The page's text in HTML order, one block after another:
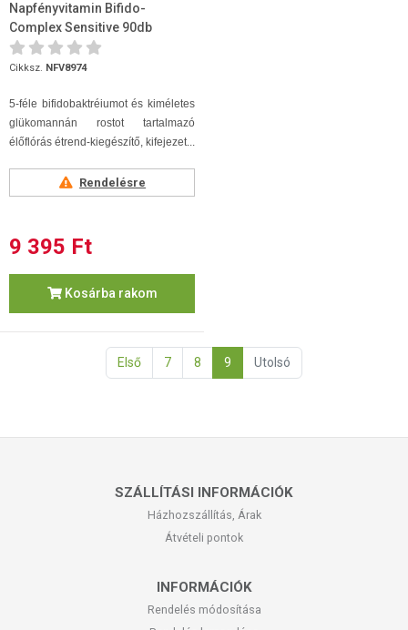
Napfényvitamin Bifido-
Complex Sensitive 90db
Cikksz. NFV8974
5-féle bifidobaktréiumot és kiméletes
glükomannán rostot tartalmazó
élőflórás étrend-kiegészítő, kifejezet...
Rendelésre
9 395 Ft
Kosárba rakom
Első 7 8 9 Utolsó
SZÁLLÍTÁSI INFORMÁCIÓK
Házhozszállítás, Árak
Átvételi pontok
INFORMÁCIÓK
Rendelés módosítása